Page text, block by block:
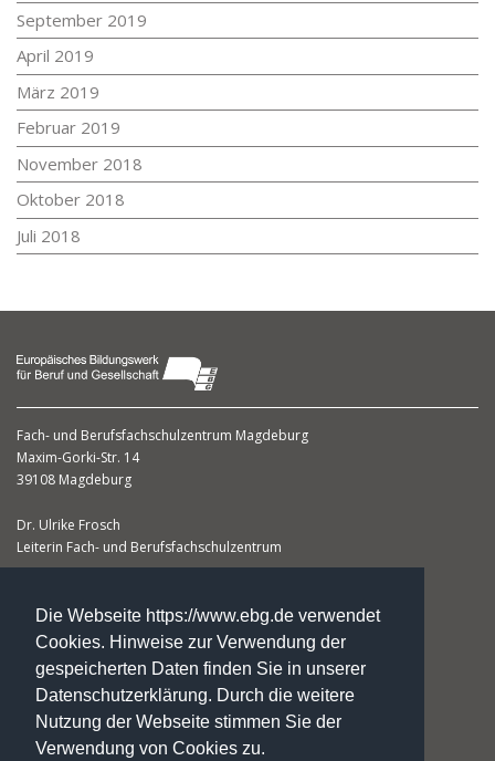
Die Webseite https://www.ebg.de verwendet
Cookies. Hinweise zur Verwendung der
gespeicherten Daten finden Sie in unserer
Datenschutzerklärung. Durch die weitere
Nutzung der Webseite stimmen Sie der
Verwendung von Cookies zu.
September 2019
April 2019
März 2019
Februar 2019
November 2018
Oktober 2018
Juli 2018
Fach- und Berufsfachschulzentrum Magdeburg
Maxim-Gorki-Str. 14
39108 Magdeburg
Dr. Ulrike Frosch
Leiterin Fach- und Berufsfachschulzentrum
Telefax: +49. 3 91. 5 66 67 51
fs-magdeburg@ebg.de
zertifiziert nach DIN EN ISO 9001:2015
Trägerzertifiziert nach AZAV